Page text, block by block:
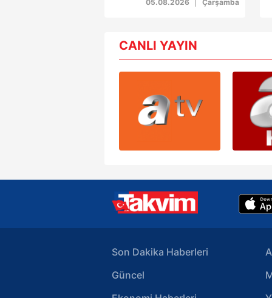
6698 sayılı Kişisel Verilerin
05.08.2026 Çarşamba
CANLI YAYIN
Son Dakika Haberleri
Güncel